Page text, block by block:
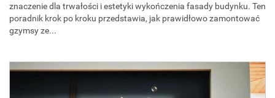
znaczenie dla trwałości i estetyki wykończenia fasady budynku. Ten
poradnik krok po kroku przedstawia, jak prawidłowo zamontować
gzymsy ze...